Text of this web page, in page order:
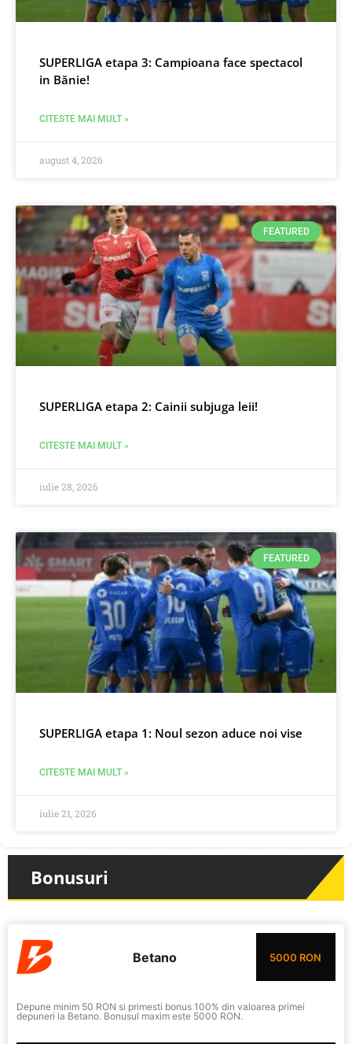
SUPERLIGA etapa 3: Campioana face spectacol
in Bănie!
CITESTE MAI MULT »
august 4, 2026
FEATURED
SUPERLIGA etapa 2: Cainii subjuga leii!
CITESTE MAI MULT »
iulie 28, 2026
FEATURED
SUPERLIGA etapa 1: Noul sezon aduce noi vise
CITESTE MAI MULT »
iulie 21, 2026
Bonusuri
Betano 5000 RON
Depune minim 50 RON si primesti bonus 100% din valoarea primei
depuneri la Betano. Bonusul maxim este 5000 RON.